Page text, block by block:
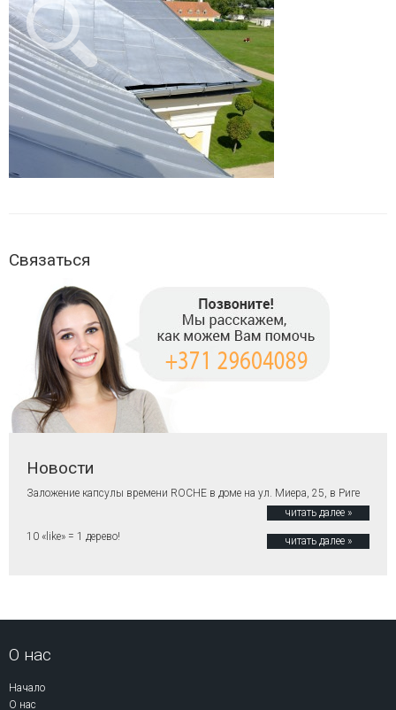
Связаться
Новости
Заложение капсулы времени ROCHE в доме на ул. Миера, 25, в Риге
читать далее »
10 «like» = 1 дерево!
читать далее »
О нас
Начало
О нас